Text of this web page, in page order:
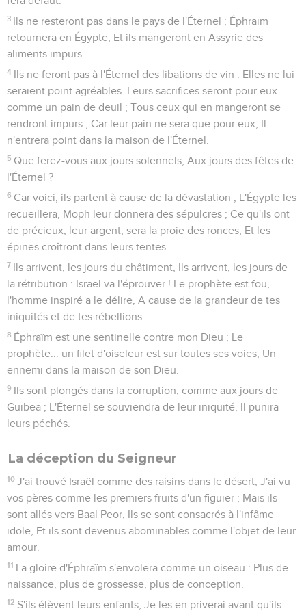
3 Ils ne resteront pas dans le pays de l'Éternel ; Éphraïm
retournera en Égypte, Et ils mangeront en Assyrie des
aliments impurs.
4 Ils ne feront pas à l'Éternel des libations de vin : Elles ne lui
seraient point agréables. Leurs sacrifices seront pour eux
comme un pain de deuil ; Tous ceux qui en mangeront se
rendront impurs ; Car leur pain ne sera que pour eux, Il
n'entrera point dans la maison de l'Éternel.
5 Que ferez-vous aux jours solennels, Aux jours des fêtes de
l'Éternel ?
6 Car voici, ils partent à cause de la dévastation ; L'Égypte les
recueillera, Moph leur donnera des sépulcres ; Ce qu'ils ont
de précieux, leur argent, sera la proie des ronces, Et les
épines croîtront dans leurs tentes.
7 Ils arrivent, les jours du châtiment, Ils arrivent, les jours de
la rétribution : Israël va l'éprouver ! Le prophète est fou,
l'homme inspiré a le délire, A cause de la grandeur de tes
iniquités et de tes rébellions.
8 Éphraïm est une sentinelle contre mon Dieu ; Le
prophète... un filet d'oiseleur est sur toutes ses voies, Un
ennemi dans la maison de son Dieu.
9 Ils sont plongés dans la corruption, comme aux jours de
Guibea ; L'Éternel se souviendra de leur iniquité, Il punira
leurs péchés.
La déception du Seigneur
10 J'ai trouvé Israël comme des raisins dans le désert, J'ai vu
vos pères comme les premiers fruits d'un figuier ; Mais ils
sont allés vers Baal Peor, Ils se sont consacrés à l'infâme
idole, Et ils sont devenus abominables comme l'objet de leur
amour.
11 La gloire d'Éphraïm s'envolera comme un oiseau : Plus de
naissance, plus de grossesse, plus de conception.
12 S'ils élèvent leurs enfants, Je les en priverai avant qu'ils